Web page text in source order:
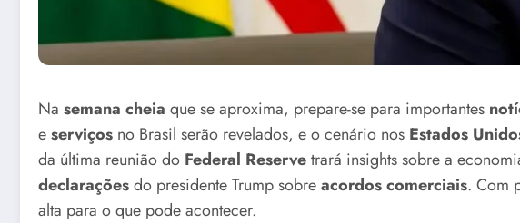
Na semana cheia que se aproxima, prepare-se para importantes
eserviços no Brasil serão revelados, e o cenário nos Estados
da última reunião do Federal Reservetrará insights sobre a
declaraçõesdo presidente Trump sobreacordos comerciais. Com
alta para o que pode acontecer.